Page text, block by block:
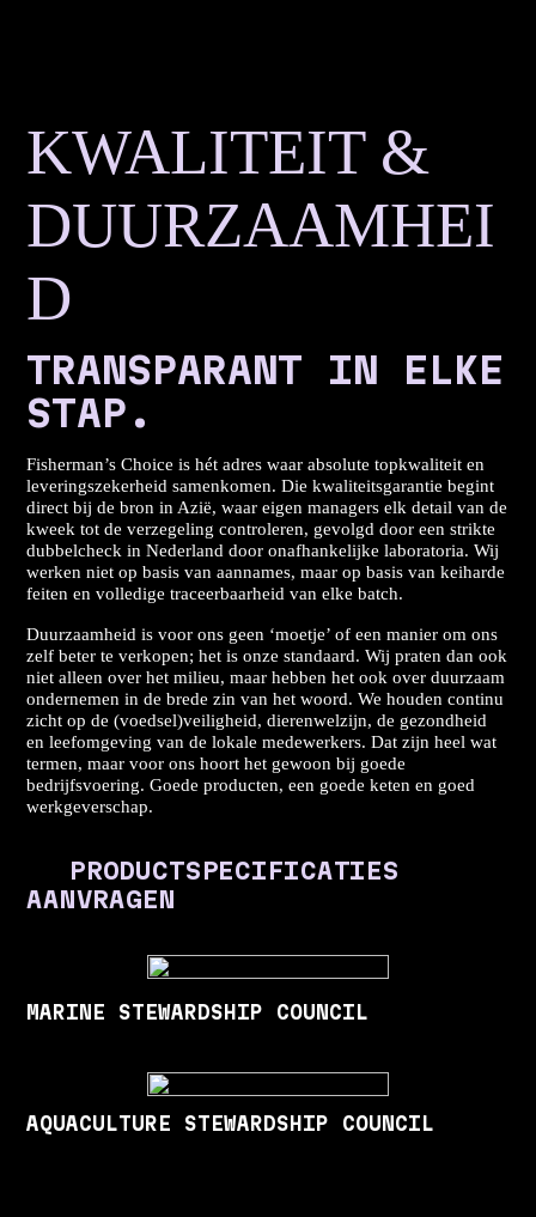
KWALITEIT &
DUURZAAMHEI
D
TRANSPARANT IN ELKE
STAP.
Fisherman’s Choice is hét adres waar absolute topkwaliteit en
leveringszekerheid samenkomen. Die kwaliteitsgarantie begint
direct bij de bron in Azië, waar eigen managers elk detail van de
kweek tot de verzegeling controleren, gevolgd door een strikte
dubbelcheck in Nederland door onafhankelijke laboratoria. Wij
werken niet op basis van aannames, maar op basis van keiharde
feiten en volledige traceerbaarheid van elke batch.
Duurzaamheid is voor ons geen ‘moetje’ of een manier om ons
zelf beter te verkopen; het is onze standaard. Wij praten dan ook
niet alleen over het milieu, maar hebben het ook over duurzaam
ondernemen in de brede zin van het woord. We houden continu
zicht op de (voedsel)veiligheid, dierenwelzijn, de gezondheid
en leefomgeving van de lokale medewerkers. Dat zijn heel wat
termen, maar voor ons hoort het gewoon bij goede
bedrijfsvoering. Goede producten, een goede keten en goed
werkgeverschap.
PRODUCTSPECIFICATIES
AANVRAGEN
MARINE STEWARDSHIP COUNCIL
AQUACULTURE STEWARDSHIP COUNCIL